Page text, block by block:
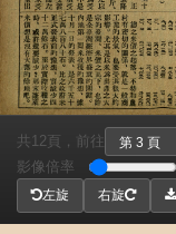
共 12頁，
前往
影像倍率
左旋 右旋